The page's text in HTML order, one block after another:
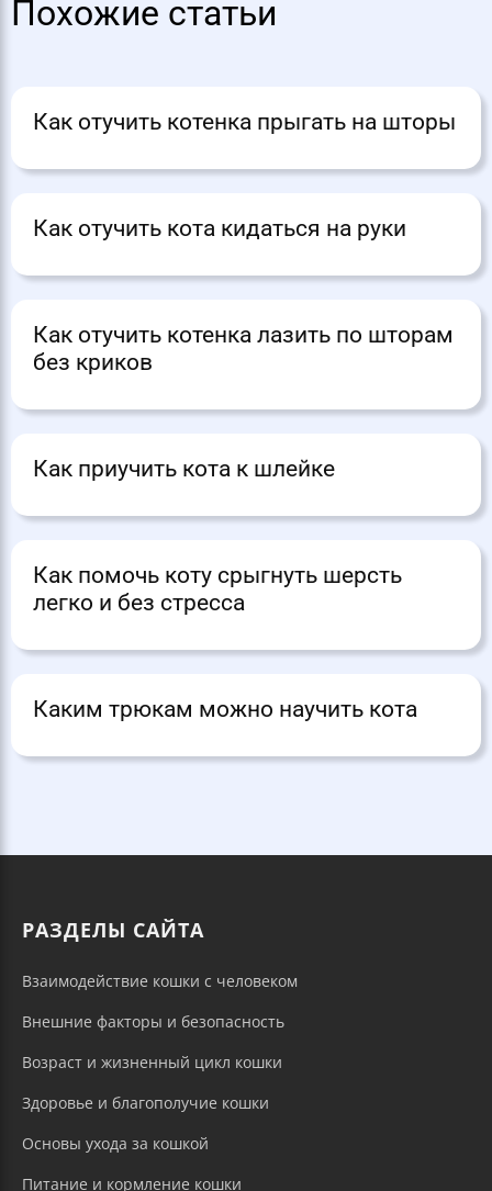
Похожие статьи
Как отучить котенка прыгать на шторы
Как отучить кота кидаться на руки
Как отучить котенка лазить по шторам
без криков
Как приучить кота к шлейке
Как помочь коту срыгнуть шерсть
легко и без стресса
Каким трюкам можно научить кота
РАЗДЕЛЫ САЙТА
Взаимодействие кошки с человеком
Внешние факторы и безопасность
Возраст и жизненный цикл кошки
Здоровье и благополучие кошки
Основы ухода за кошкой
Питание и кормление кошки